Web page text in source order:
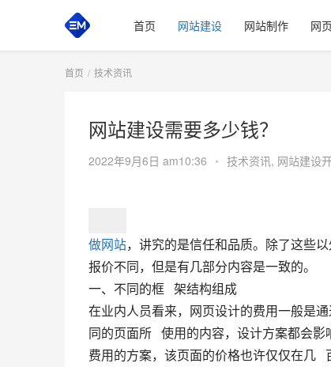
首页 网站建设 网站制作 网
首页 技术资讯
网站建设需要多少钱？
2022年9月6日 am10:36 • 技术资讯, 网站建设
做网站，讲究的是信任和品质。除了这些
报价不同，但是有几部分内容是一致的。
一、不同的框   架结构组成
在业内人员看来，网页设计的费用一般是
同的页面所   使用的内容，设计方案都会
费用的方案，该页面的价格也许仅仅在几